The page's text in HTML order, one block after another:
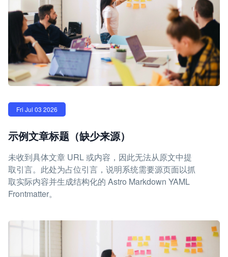
Fri Jul 03 2026
示例文章标题（缺少来源）
未收到具体文章 URL 或内容，因此无法从原文中提
取引言。此处为占位引言，说明系统需要源页面以抓
取实际内容并生成结构化的 Astro Markdown YAML
Frontmatter。